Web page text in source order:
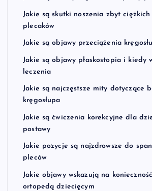
Jakie są skutki noszenia zbyt
plecaków
Jakie są objawy przeciążenia
Jakie są objawy płaskostopia i kiedy
leczenia
Jakie są najczęstsze mity dotyczące
kręgosłupa
Jakie są ćwiczenia korekcyjne dla
postawy
Jakie pozycje są najzdrowsze do
pleców
Jakie objawy wskazują na
ortopedą dziecięcym